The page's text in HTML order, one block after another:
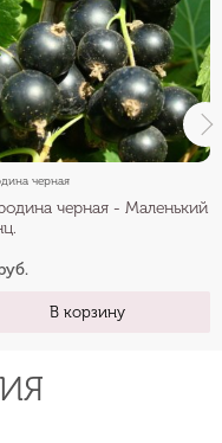
черная
черная - Маленький
В корзину